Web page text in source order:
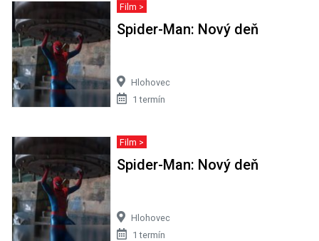
Film >
Spider-Man: Nový deň
Hlohovec
1 termín
Film >
Spider-Man: Nový deň
Hlohovec
1 termín